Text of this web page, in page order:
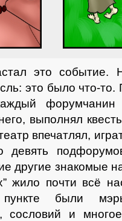
это событие.
это было что-то.
форумчанин
выполнял
впечатлял,
девять
другие знакомые
жило почти всё
были
сословий и